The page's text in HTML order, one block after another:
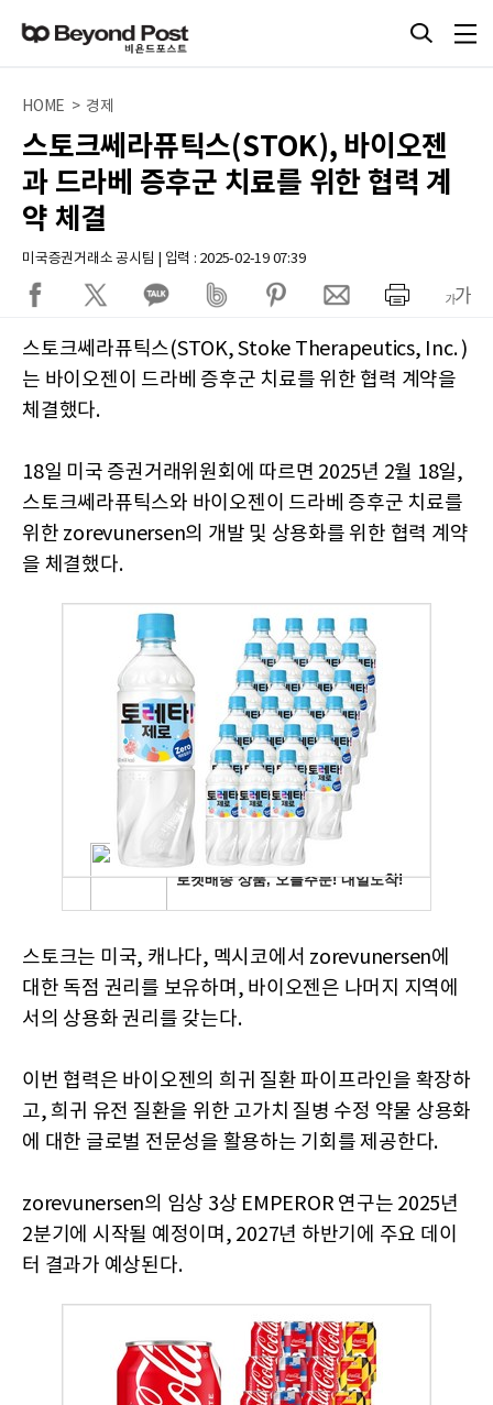
HOME > 경제
스토크쎄라퓨틱스(STOK), 바이오젠
과 드라베 증후군 치료를 위한 협력 계
약 체결
미국증권거래소 공시팀 | 입력 : 2025-02-19 07:39
스토크쎄라퓨틱스(STOK, Stoke Therapeutics, Inc. )
는 바이오젠이 드라베 증후군 치료를 위한 협력 계약을
체결했다.
18일 미국 증권거래위원회에 따르면 2025년 2월 18일,
스토크쎄라퓨틱스와 바이오젠이 드라베 증후군 치료를
위한 zorevunersen의 개발 및 상용화를 위한 협력 계약
을 체결했다.
스토크는 미국, 캐나다, 멕시코에서 zorevunersen에
대한 독점 권리를 보유하며, 바이오젠은 나머지 지역에
서의 상용화 권리를 갖는다.
이번 협력은 바이오젠의 희귀 질환 파이프라인을 확장하
고, 희귀 유전 질환을 위한 고가치 질병 수정 약물 상용화
에 대한 글로벌 전문성을 활용하는 기회를 제공한다.
zorevunersen의 임상 3상 EMPEROR 연구는 2025년
2분기에 시작될 예정이며, 2027년 하반기에 주요 데이
터 결과가 예상된다.